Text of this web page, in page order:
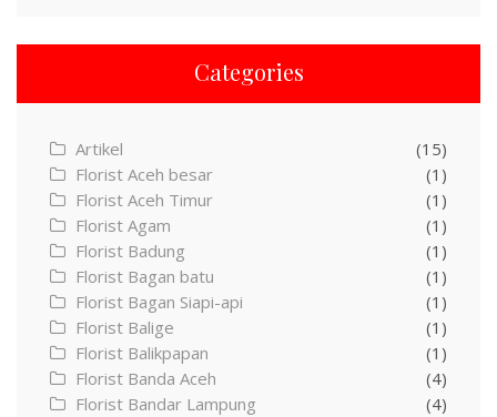
Categories
Artikel
(15)
Florist Aceh besar
(1)
Florist Aceh Timur
(1)
Florist Agam
(1)
Florist Badung
(1)
Florist Bagan batu
(1)
Florist Bagan Siapi-api
(1)
Florist Balige
(1)
Florist Balikpapan
(1)
Florist Banda Aceh
(4)
Florist Bandar Lampung
(4)